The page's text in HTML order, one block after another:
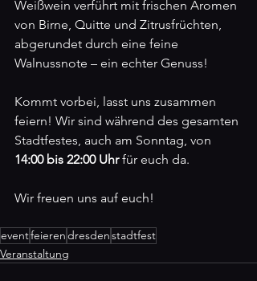
Weißwein verführt mit frischen Aromen
von Birne, Quitte und Zitrusfrüchten,
abgerundet durch eine feine
Walnussnote – ein echter Genuss!
Kommt vorbei, lasst uns zusammen
feiern! Wir sind während des gesamten
Stadtfestes, auch am Sonntag, von
14:00 bis 22:00 Uhr für euch da.
Wir freuen uns auf euch!
eventfeierendresdenstadtfest
Veranstaltung